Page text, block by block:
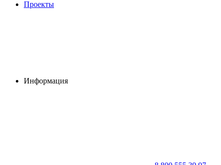
Проекты
Информация